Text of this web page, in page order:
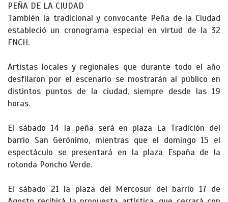
PEÑA DE LA CIUDAD
También la tradicional y convocante Peña de la Ciudad
estableció un cronograma especial en virtud de la 32
FNCH.
Artistas locales y regionales que durante todo el año
desfilaron por el escenario se mostrarán al público en
distintos puntos de la ciudad, siempre desde las 19
horas.
El sábado 14 la peña será en plaza La Tradición del
barrio San Gerónimo, mientras que el domingo 15 el
espectáculo se presentará en la plaza España de la
rotonda Poncho Verde.
El sábado 21 la plaza del Mercosur del barrio 17 de